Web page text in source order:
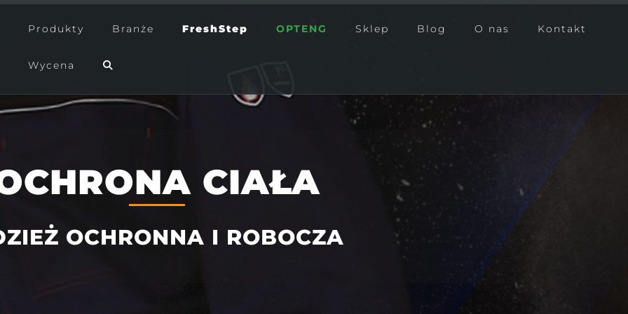
Produkty Branże FreshStep OPTENG Sklep Blog O nas Kontakt
Wycena
CIAŁA
OCHRONNA I ROBOCZA